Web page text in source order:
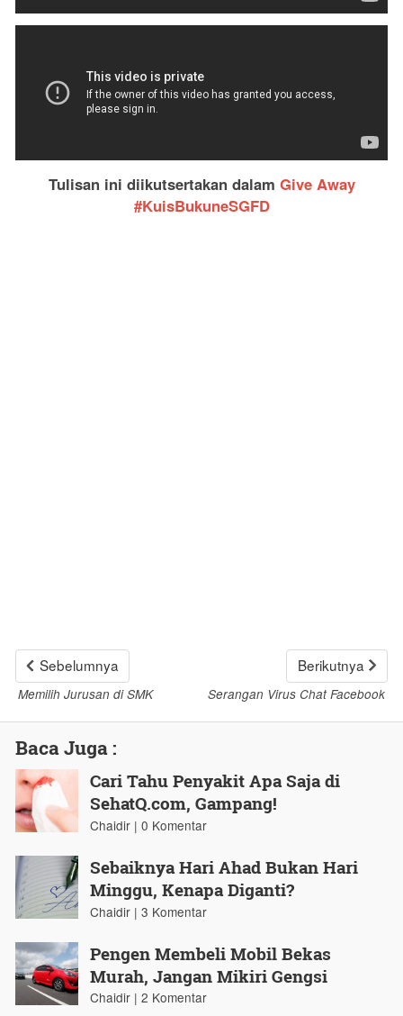
Tulisan ini diikutsertakan dalam Give Away
#KuisBukuneSGFD
Sebelumnya Berikutnya
Memilih Jurusan di SMK Serangan Virus Chat Facebook
Baca Juga :
Cari Tahu Penyakit Apa Saja di
SehatQ.com, Gampang!
Chaidir | 0 Komentar
Sebaiknya Hari Ahad Bukan Hari
Minggu, Kenapa Diganti?
Chaidir | 3 Komentar
Pengen Membeli Mobil Bekas
Murah, Jangan Mikiri Gengsi
Chaidir | 2 Komentar